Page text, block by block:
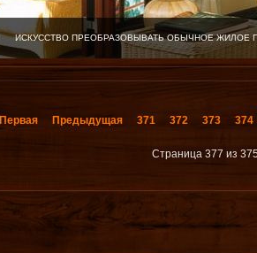
ИСКУССТВО ПРЕОБРАЗОВЫВАТЬ ОБЫЧНОЕ
Первая Предыдущая 371 372 373 374
Страница 377 из